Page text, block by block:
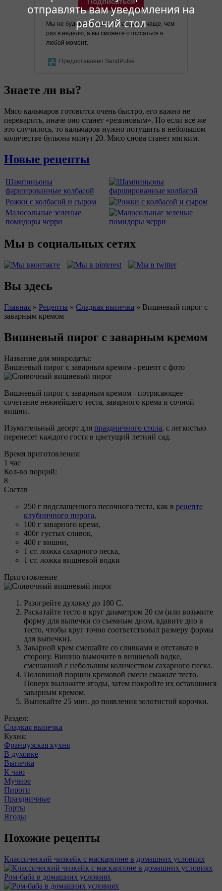
отправлять вам уведомления на
рабочий стол
Мы не будем отправлять рассылку чаще, чем
раз в неделю, а вы сможете отписаться в
любой момент.
Предоставлено SendPulse
Знаете ли вы?
Мясо кальмаров готовится очень быстро, его важно не
переварить, иначе оно станет «резиновым». Но если все же
это случилось, то кальмаров нужно потушить в небольшом
количестве бульона минут 20. Мясо снова станет мягким.
Новые рецепты
Шампиньоны
фаршированные колбасой
Рожки с колбасой и сыром
Малосольные зеленые
помидоры черри
Мы в социальных сетях
Вы здесь
Главная » Рецепты » Сладкая выпечка » Вишневый пирог с
заварным кремом
Вишневый пирог с заварным кремом
Название для микродаты:
Вишневый пирог с заварным кремом - рецепт с фото
Вишневый пирог с заварным кремом - потрясающее
сочетание нежнейшего теста, заварного крема и сочной
вишни.
Изумительный десерт для праздничного стола, с легкостью
перенесет каждого гостя в цветущий летний сад.
Время приготовления:
1 час
Кол-во порций:
8
Состав
250 г подслащенного песочного теста, как в рецепте
клубничного пирога,
100 г заварного крема,
400г густых сливок,
400 г вишни,
1 ст. ложка сахарного песка,
1 ст. ложка вишневой водки
Приготовление
Разогрейте духовку до 180 С.
Раскатайте тесто в круг диаметром 20 см (или возьмите
форму для выпечки со съемным дном, вдавите дно в
тесто, чтобы круг точно соответствовал размеру формы
для выпечки).
Заварной крем смешайте со сливками и отставьте в
сторону. Вишню вымочите в вишневой водке,
смешанной с небольшим количеством сахарного песка.
Половиной порции кремовой смеси смажьте тесто.
Поверх выложите ягоды, затем покройте их оставшимся
заварным кремом.
Выпекайте 25 мин. до появления золотистой корочки.
Раздел:
Сладкая выпечка
Кухня:
Французская кухня
В духовке
Выпечка
К чаю
Мучное
Пироги
Праздничные
Торты
Ягоды
Похожие рецепты
Классический чизкейк с маскарпоне в домашних условиях
Ром-баба в домашних условиях